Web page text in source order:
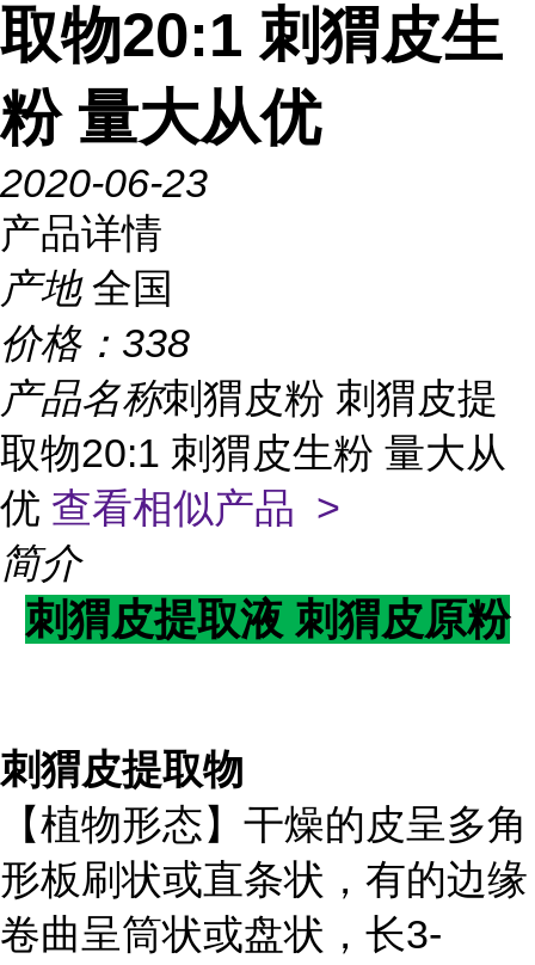
取物20:1 刺猬皮生
粉 量大从优
2020-06-23
产品详情
产地 全国
价格： 338
产品名称刺猬皮粉 刺猬皮提
取物20:1 刺猬皮生粉 量大从
优 查看相似产品 >
简介
刺猬皮提取液 刺猬皮原粉
刺猬皮提取物
【植物形态】干燥的皮呈多角
形板刷状或直条状，有的边缘
卷曲呈筒状或盘状，长3-